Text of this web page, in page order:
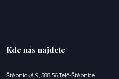
Kde nás najdete
Štěpnická 9, 588 56 Telč-Štěpnice